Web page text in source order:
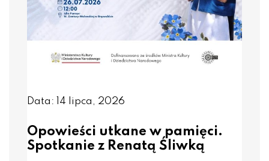
Data: 14 lipca, 2026
Opowieści utkane w pamięci.
Spotkanie z Renatą Śliwką